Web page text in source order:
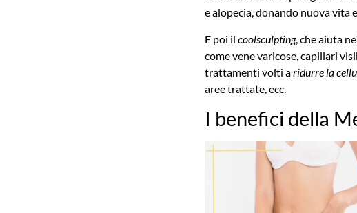
e alopecia, donando nuova vita
E poi il coolsculpting, che aiuta
come vene varicose, capillari
trattamenti volti aridurre la
aree trattate, ecc.
I benefici della